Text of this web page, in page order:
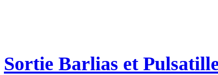
Sortie Barlias et